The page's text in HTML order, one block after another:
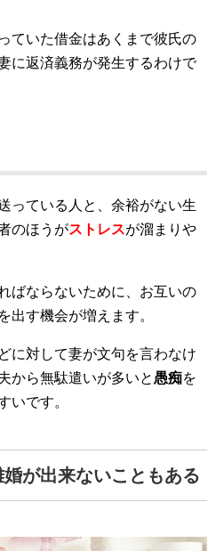
ていた借金はあくまで彼氏の
に返済義務が発生するわけで
っている人と、余裕がない生
のほうがストレスが溜まりや
ばならないために、お互いの
出す機会が増えます。
に対して妻が文句を言わなけ
から無駄遣いが多いと 愚痴を
いです。
が出来ないこともある